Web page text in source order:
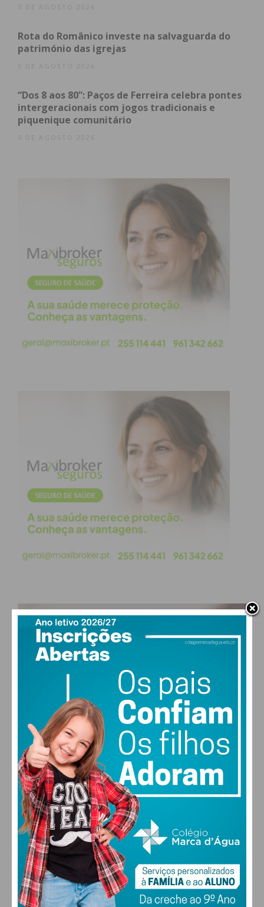
condições
5 DE AGOSTO 2026
Rota do Românico investe na salvaguarda do
património das igrejas
5 DE AGOSTO 2026
“Dos 8 aos 80”: Paços de Ferreira celebra pontes
intergeracionais com jogos tradicionais e
piquenique comunitário
5 DE AGOSTO 2026
PAÇOS DE FERREIRA
17°
clear sky
MAX 18 • MIN 17
30°
QUI
30
SEX
30 °
SÁB
28 °
DOM
FARMACIAS DE SERVIÇO EM PAÇOS DE
FERREIRA